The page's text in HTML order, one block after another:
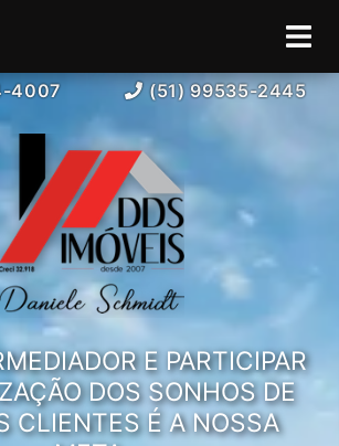
4007 (51) 99535-2445
E PARTICIPAR
DOS SONHOS DE
CLIENTES É A NOSSA